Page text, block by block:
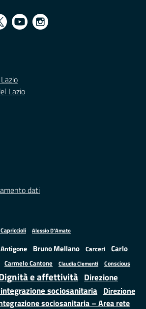
Lazio
dati
Alessio D'Amato
Antigone Bruno Mellano Carceri
Carlo
Carmelo Cantone Claudia Clementi Conscious
e affettività Direzione
sociosanitaria Direzione
sociosanitaria – Area rete